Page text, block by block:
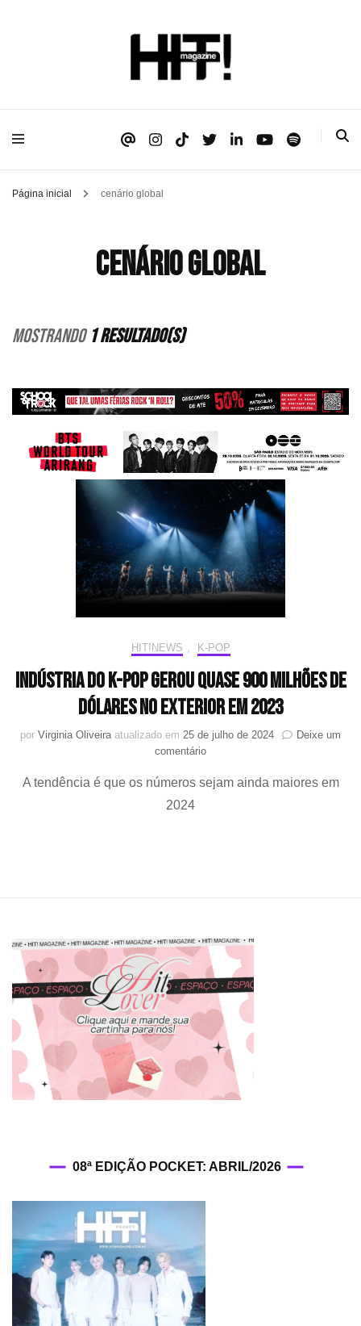
HIT!Magazine
Página inicial cenário global
cenário global
Mostrando1 Resultado(s)
HIT!NEWS , K-POP
Indústria do K-pop gerou quase 900 milhões de
dólares no exterior em 2023
por Virginia Oliveira atualizado em 25 de julho de 2024
Deixe um
comentárioem
do
de
exterior
em
2023
A tendência é que os números sejam ainda maiores em
2024
08ª EDIÇÃO POCKET: ABRIL/2026